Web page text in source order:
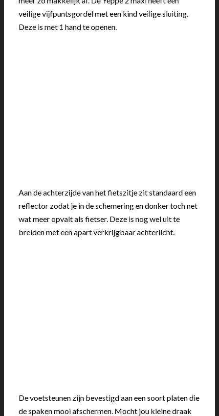
veilige vijfpuntsgordel met een kind veilige sluiting.
Deze is met 1 hand te openen.
Aan de achterzijde van het fietszitje zit standaard een
reflector zodat je in de schemering en donker toch net
wat meer opvalt als fietser. Deze is nog wel uit te
breiden met een apart verkrijgbaar achterlicht.
De voetsteunen zijn bevestigd aan een soort platen die
de spaken mooi afschermen. Mocht jou kleine draak